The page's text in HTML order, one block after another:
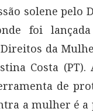
solene pelo
foi
Direitos da
Costa (PT).
de
a mulher é